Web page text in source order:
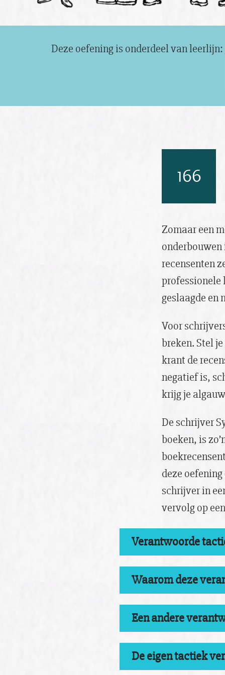
Deze oefening is onderdeel van leerlijn:
166
Zomaar een
recensenten
professionele
geslaagde en
Voor
breken. Stel
krant de
negatief is,
krijg je
De schrijver
boeken, is
deze
schrijver in
vervolg op
Verantwoorde
Waarom deze
Een andere
De eigen tactiek